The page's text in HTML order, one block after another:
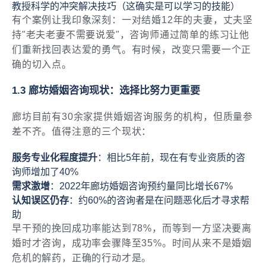
教授科学的冲突解决技巧（这确实是可以学习的技能）
有个案例让我印象深刻：一对结婚12年的夫妻，丈夫坚
持"老夫老妻不需要说爱"，咨询师通过简单的练习让他
们重新找回表达爱的勇气。有时候，改变只需要一个正
确的切入点。
1.3 廊坊婚姻咨询现状：选择比努力更重要
廊坊目前有30余家提供婚姻咨询服务的机构，但质量参
差不齐。值得注意的三个现状：
服务专业化程度提升：相比5年前，现在有专业资质的咨
询师增加了40%
需求激增：2022年廊坊婚姻咨询预约量同比增长67%
认知误区仍存：约60%的咨询者是在问题恶化后才寻求帮
助
早干预的挽回成功率能达到78%，而等到一方坚决要离
婚时才咨询，成功率会骤降至35%。时间从来不是婚姻
危机的解药，正确的行动才是。